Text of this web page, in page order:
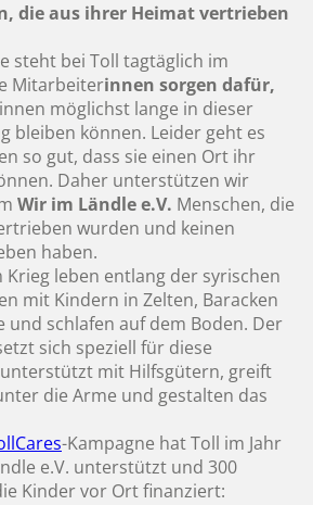
die aus ihrer Heimat vertrieben
steht bei Toll tagtäglich im
Mitarbeiterinnen sorgen dafür,
innen möglichst lange in dieser
bleiben können. Leider geht es
so gut, dass sie einen Ort ihr
Daher unterstützen wir
Wir im Ländle e.V. Menschen, die
wurden und keinen
haben.
leben entlang der syrischen
mit Kindern in Zelten, Baracken
und schlafen auf dem Boden. Der
sich speziell für diese
mit Hilfsgütern, greift
die Arme und gestalten das
-Kampagne hat Toll im Jahr
e.V. unterstützt und 300
Kinder vor Ort finanziert: